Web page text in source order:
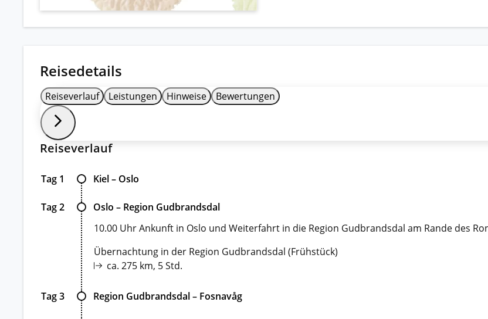
Reisedetails
Reiseverlauf Leistungen Hinweise Bewertungen
Reiseverlauf
Tag 1 Kiel – Oslo
Tag 2
Oslo – Region Gudbrandsdal
10.00 Uhr Ankunft in Oslo und Weiterfahrt in die Region Gudbrandsdal am Rande des
Übernachtung in der Region Gudbrandsdal (Frühstück)
ca. 275 km, 5 Std.
Tag 3 Region Gudbrandsdal – Fosnavåg